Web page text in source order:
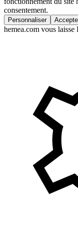
consentement.
Personnaliser
hemea.com vous